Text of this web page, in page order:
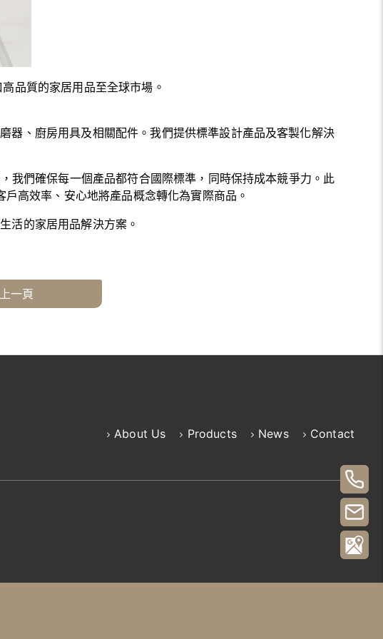
品質的家居用品至全球市場。
器、廚房用具及相關配件。我們提供標準設計產品及客製化解決
我們確保每一個產品都符合國際標準，同時保持成本競爭力。此
高效率、安心地將產品概念轉化為實際商品。
活的家居用品解決方案。
上一頁
About Us Products News Contact